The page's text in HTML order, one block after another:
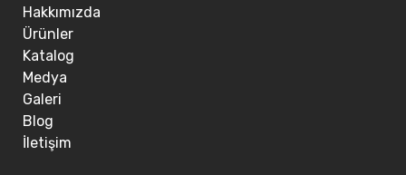
Hakkımızda
Ürünler
Katalog
Medya
Galeri
Blog
İletişim